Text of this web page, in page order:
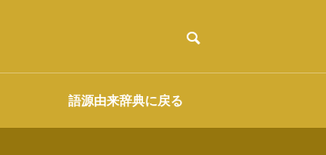
語源由来辞典に戻る